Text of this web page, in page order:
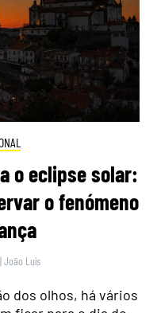
o eclipse solar:
o fenómeno
|João Luís
dos olhos, há vários